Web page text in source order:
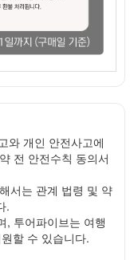
와 개인 안전사고에
전 안전수칙 동의서
서는 관계 법령 및 약
.
, 투어파이브는 여행
할 수 있습니다.